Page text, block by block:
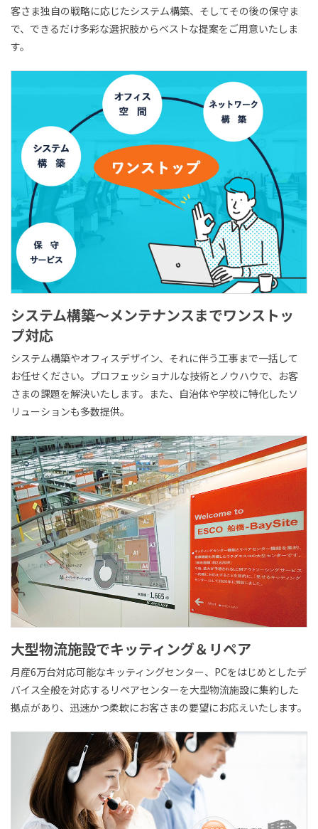
客さま独自の戦略に応じたシステム構築、そしてその後の保守ま
で、できるだけ多彩な選択肢からベストな提案をご用意いたしま
す。
システム構築～メンテナンスまでワンストッ
プ対応
システム構築やオフィスデザイン、それに伴う工事まで一括して
お任せください。プロフェッショナルな技術とノウハウで、お客
さまの課題を解決いたします。また、自治体や学校に特化したソ
リューションも多数提供。
大型物流施設でキッティング＆リペア
月産6万台対応可能なキッティングセンター、PCをはじめとしたデ
バイス全般を対応するリペアセンターを大型物流施設に集約した
拠点があり、迅速かつ柔軟にお客さまの要望にお応えいたします。